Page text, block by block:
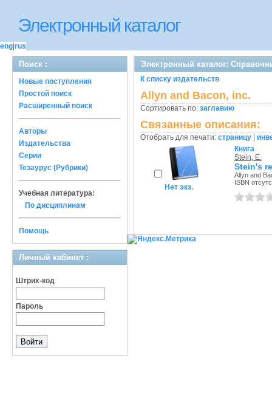
Электронный каталог
eng rus
Поиск :
Новые поступления
Простой поиск
Расширенный поиск
Авторы
Издательства
Серии
Тезаурус (Рубрики)
Учебная литература:
По дисциплинам
Помощь
Личный кабинет :
Штрих-код
Пароль
Электронный каталог:
К списку издательств
Allyn and Bacon, inc.
Сортировать по: заглавию
Связанные описания:
Отобрать для печати: страницу
Нет экз.
Книга
Stein, E.
Stein's
Allyn and
ISBN